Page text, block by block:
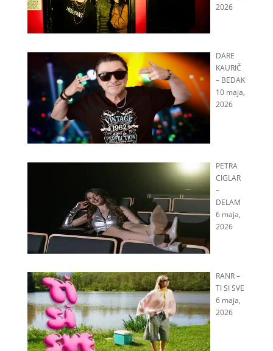
2026
DARE
KAURIČ
– BEDAK
10 maja,
2026
PETRA
CIGLAR
–
DELAM
6 maja,
2026
RANR –
TI SI SVE
6 maja,
2026